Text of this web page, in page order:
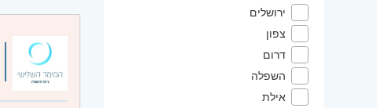
ירושלים
צפון
דרום
השפלה
אילת
קוד
אזור:
מרכז
שוהם
שרון-